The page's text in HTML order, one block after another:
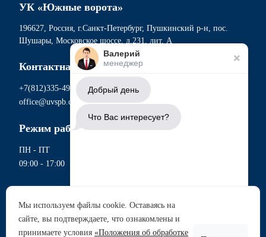
УК «Южные ворота»
196627, Россия, г.Санкт-Петербург, Пушкинский р-н, пос.
Шушары, Московское шоссе, д.231, лит. А
Контактная информация
+7(812)335-49-56
office@uvspb.com
Режим работы
ПН - ПТ
09:00 - 17:00
Политика обработки персональных данных
Согласие на обработку данных метрическими программами
Валерий
менеджер
Добрый день
Что Вас интересует?
Аренда участков
Мы используем файлы cookie. Оставаясь на
сайте, вы подтверждаете, что ознакомлены и
принимаете условия «Положения об обработке